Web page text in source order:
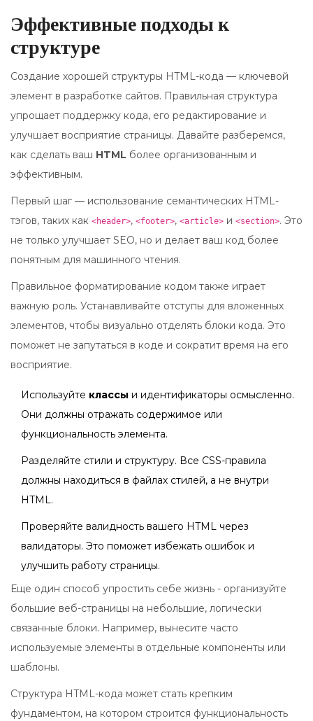
Эффективные подходы к
структуре
Создание хорошей структуры HTML-кода — ключевой
элемент в разработке сайтов. Правильная структура
упрощает поддержку кода, его редактирование и
улучшает восприятие страницы. Давайте разберемся,
как сделать ваш HTML более организованным и
эффективным.
Первый шаг — использование семантических HTML-
тэгов, таких как <header>, <footer>, <article> и <section>. Это
не только улучшает SEO, но и делает ваш код более
понятным для машинного чтения.
Правильное форматирование кодом также играет
важную роль. Устанавливайте отступы для вложенных
элементов, чтобы визуально отделять блоки кода. Это
поможет не запутаться в коде и сократит время на его
восприятие.
Используйте классы и идентификаторы осмысленно.
Они должны отражать содержимое или
функциональность элемента.
Разделяйте стили и структуру. Все CSS-правила
должны находиться в файлах стилей, а не внутри
HTML.
Проверяйте валидность вашего HTML через
валидаторы. Это поможет избежать ошибок и
улучшить работу страницы.
Еще один способ упростить себе жизнь - организуйте
большие веб-страницы на небольшие, логически
связанные блоки. Например, вынесите часто
используемые элементы в отдельные компоненты или
шаблоны.
Структура HTML-кода может стать крепким
фундаментом, на котором строится функциональность